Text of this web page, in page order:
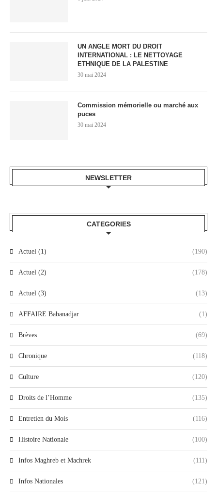
UN ANGLE MORT DU DROIT
INTERNATIONAL : LE NETTOYAGE
ETHNIQUE DE LA PALESTINE
30 mai 2024
Commission mémorielle ou marché aux
puces
30 mai 2024
NEWSLETTER
CATEGORIES
Actuel (1) (190)
Actuel (2) (178)
Actuel (3) (13)
AFFAIRE Babanadjar (1)
Brèves (69)
Chronique (118)
Culture (120)
Droits de l’Homme (135)
Entretien du Mois (116)
Histoire Nationale (100)
Infos Maghreb et Machrek (111)
Infos Nationales (121)